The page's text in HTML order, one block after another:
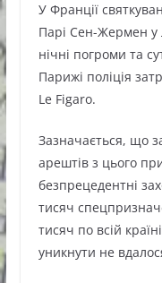
У Франції
Парі Сен-Жермен у
нічні погроми та
Парижі поліція
Le Figaro.
Зазначається, що
арештів з цього
безпрецедентні
тисяч
тисяч по всій
уникнути не